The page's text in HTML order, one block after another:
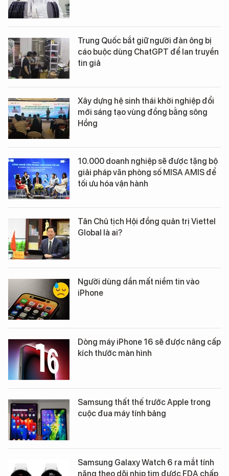
Trung Quốc bắt giữ người đàn ông bị
cáo buộc dùng ChatGPT để lan truyền
tin giả
Xây dựng hệ sinh thái khởi nghiệp đổi
mới sáng tạo vùng đồng bằng sông
Hồng
10.000 doanh nghiệp sẽ được tặng bộ
giải pháp văn phòng số MISA AMIS để
tối ưu hóa vận hành
Tân Chủ tịch Hội đồng quản trị Viettel
Global là ai?
Người dùng dần mất niềm tin vào
iPhone
Dòng máy iPhone 16 sẽ được nâng cấp
kích thước màn hình
Samsung thất thế trước Apple trong
cuộc đua máy tính bảng
Samsung Galaxy Watch 6 ra mắt tính
năng theo dõi nhịp tim được FDA chấp